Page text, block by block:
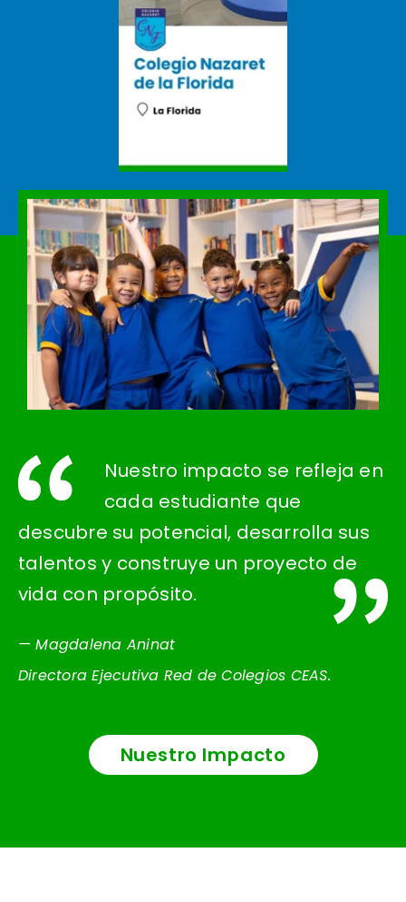
Nuestro impacto se refleja en
cada estudiante que
descubre su potencial, desarrolla sus
talentos y construye un proyecto de
vida con propósito.
— Magdalena Aninat
Directora Ejecutiva Red de Colegios CEAS.
Nuestro Impacto